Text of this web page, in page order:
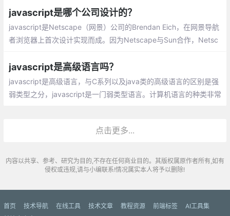
javascript是哪个公司设计的？
javascript是Netscape（网景）公司的Brendan Eich，在网景导航
者浏览器上首次设计实现而成。因为Netscape与Sun合作，Netsc
实际上它的语法风格与Self及Scheme较为接近
javascript是高级语言吗？
javascript是高级语言，与C系列以及java类的高级语言的区别是强
弱类型之分，javascript是一门弱类型语言。计算机语言的种类非常
点击更多...
内容以共享、参考、研究为目的,不存在任何商业目的。其版权属原作者所有,如有
侵权或违规,请与小编联系!情况属实本人将予以删除!
首页 技术导航 在线工具 技术文章 教程资源 前端标签
AI工具集